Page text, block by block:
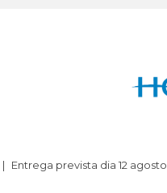
Entrega prevista dia 12 agosto